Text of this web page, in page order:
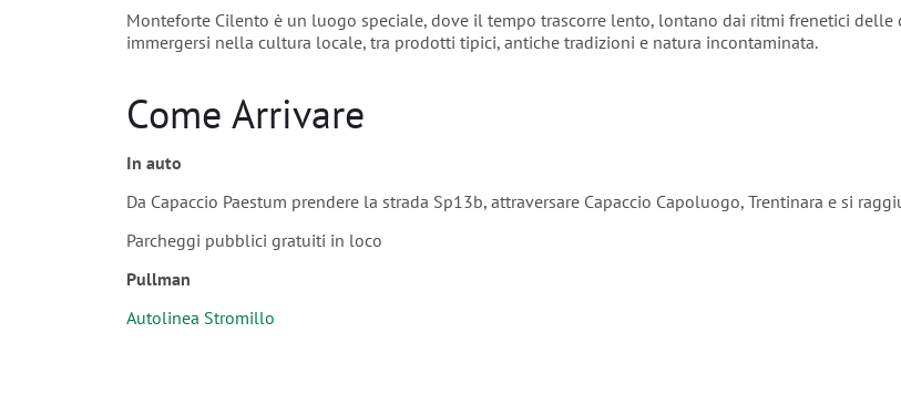
Monteforte Cilento è un luogo speciale, dove il tempo trascorre lento, lontano dai ritmi frenetici
immergersi nella cultura locale, tra prodotti tipici, antiche tradizioni e natura incontaminata.
Come Arrivare
In auto
Da Capaccio Paestum prendere la strada Sp13b, attraversare Capaccio Capoluogo, Trentinara e si
Parcheggi pubblici gratuiti in loco
Pullman
Autolinea Stromillo